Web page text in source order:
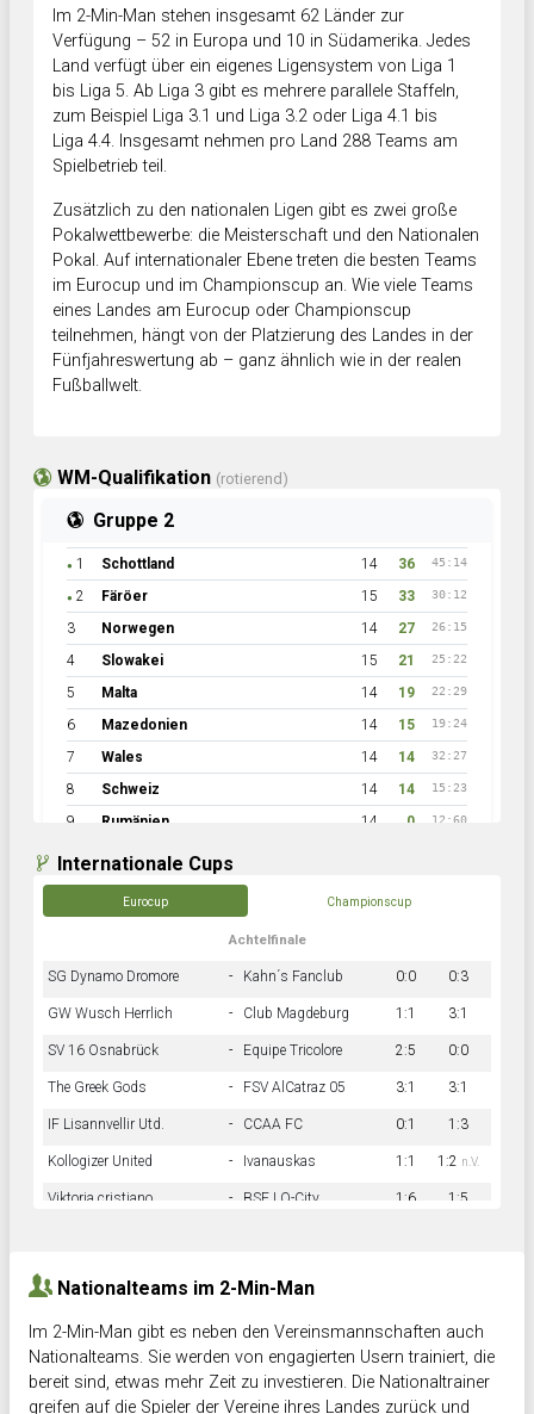
Im 2-Min-Man stehen insgesamt 62 Länder zur
Verfügung – 52 in Europa und 10 in Südamerika. Jedes
Land verfügt über ein eigenes Ligensystem von Liga 1
bis Liga 5. Ab Liga 3 gibt es mehrere parallele Staffeln,
zum Beispiel Liga 3.1 und Liga 3.2 oder Liga 4.1 bis
Liga 4.4. Insgesamt nehmen pro Land 288 Teams am
Spielbetrieb teil.
Zusätzlich zu den nationalen Ligen gibt es zwei große
Pokalwettbewerbe: die Meisterschaft und den Nationalen
Pokal. Auf internationaler Ebene treten die besten Teams
im Eurocup und im Championscup an. Wie viele Teams
eines Landes am Eurocup oder Championscup
teilnehmen, hängt von der Platzierung des Landes in der
Fünfjahreswertung ab – ganz ähnlich wie in der realen
Fußballwelt.
WM-Qualifikation (rotierend)
Gruppe 2
● 1 Schottland 14 36 45:14
● 2 Färöer 15 33 30:12
3 Norwegen 14 27 26:15
4 Slowakei 15 21 25:22
5 Malta 14 19 22:29
6 Mazedonien 14 15 19:24
7 Wales 14 14 32:27
8 Schweiz 14 14 15:23
9 Rumänien 14 0 12:60
Internationale Cups
Eurocup Championscup
Achtelfinale
SG Dynamo Dromore - Kahn´s Fanclub 0:0 0:3
GW Wusch Herrlich - Club Magdeburg 1:1 3:1
SV 16 Osnabrück - Equipe Tricolore 2:5 0:0
The Greek Gods - FSV AlCatraz 05 3:1 3:1
IF Lisannvellir Utd. - CCAA FC 0:1 1:3
Kollogizer United - Ivanauskas 1:1 1:2 n.V.
Viktoria cristiano - BSF LO-City 1:6 1:5
Nationalteams im 2-Min-Man
Im 2-Min-Man gibt es neben den Vereinsmannschaften auch
Nationalteams. Sie werden von engagierten Usern trainiert, die
bereit sind, etwas mehr Zeit zu investieren. Die Nationaltrainer
greifen auf die Spieler der Vereine ihres Landes zurück und